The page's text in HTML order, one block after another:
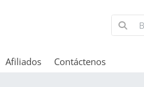
Afiliados Contáctenos